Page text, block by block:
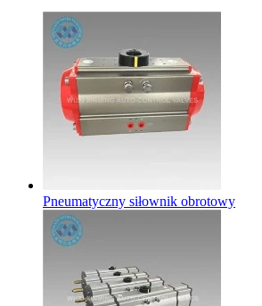
Pneumatyczny siłownik obrotowy